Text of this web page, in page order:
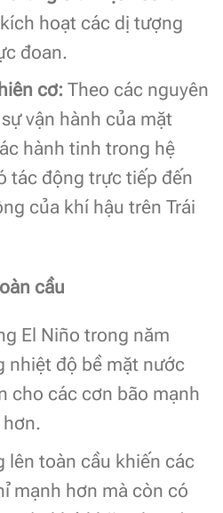
hoạt các dị tượng
đoan.
cơ: Theo các nguyên
vận hành của mặt
hành tinh trong hệ
tác động trực tiếp đến
của khí hậu trên Trái
cầu
El Niño trong năm
nhiệt độ bề mặt nước
cho các cơn bão mạnh
lên toàn cầu khiến các
mạnh hơn mà còn có